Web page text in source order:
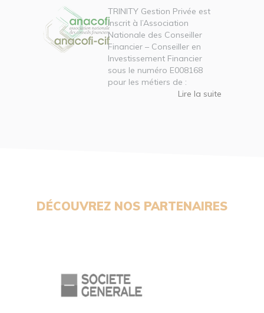
TRINITY Gestion Privée est
inscrit à l’Association
Nationale des Conseiller
Financier – Conseiller en
Investissement Financier
sous le numéro E008168
pour les métiers de :
Lire la suite
DÉCOUVREZ NOS PARTENAIRES